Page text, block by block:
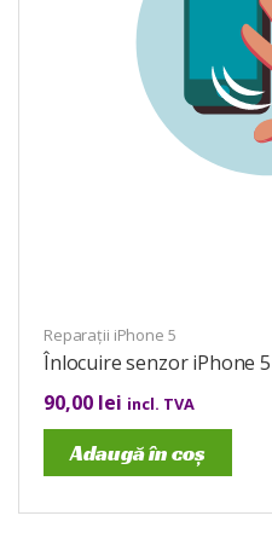
Reparații iPhone 5
Înlocuire senzor iPhone 5
90,00 lei incl. TVA
Adaugă în coș